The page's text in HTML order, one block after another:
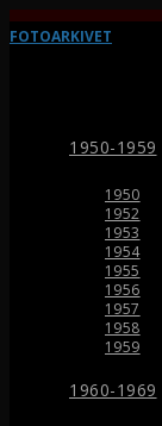
FOTOARKIVET
1950-1959
1950
1952
1953
1954
1955
1956
1957
1958
1959
1960-1969